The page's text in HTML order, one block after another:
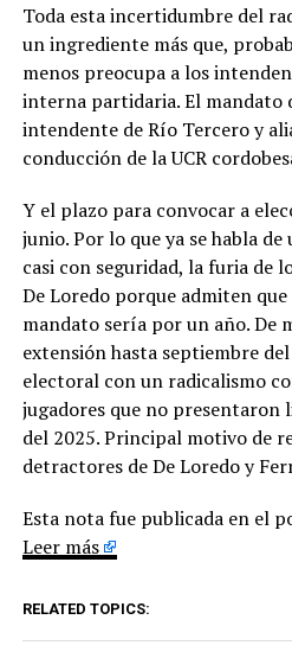
Toda esta incertidumbre del
un ingrediente más que,
menos preocupa a los
interna partidaria. El mandato
intendente de Río Tercero y
conducción de la UCR
Y el plazo para convocar a
junio. Por lo que ya se habla
casi con seguridad, la furia de
De Loredo porque admiten
mandato sería por un año. De
extensión hasta septiembre
electoral con un radicalismo
jugadores que no presentaron
del 2025. Principal motivo de
detractores de De Loredo y
Esta nota fue publicada en el
Leer más
RELATED TOPICS: